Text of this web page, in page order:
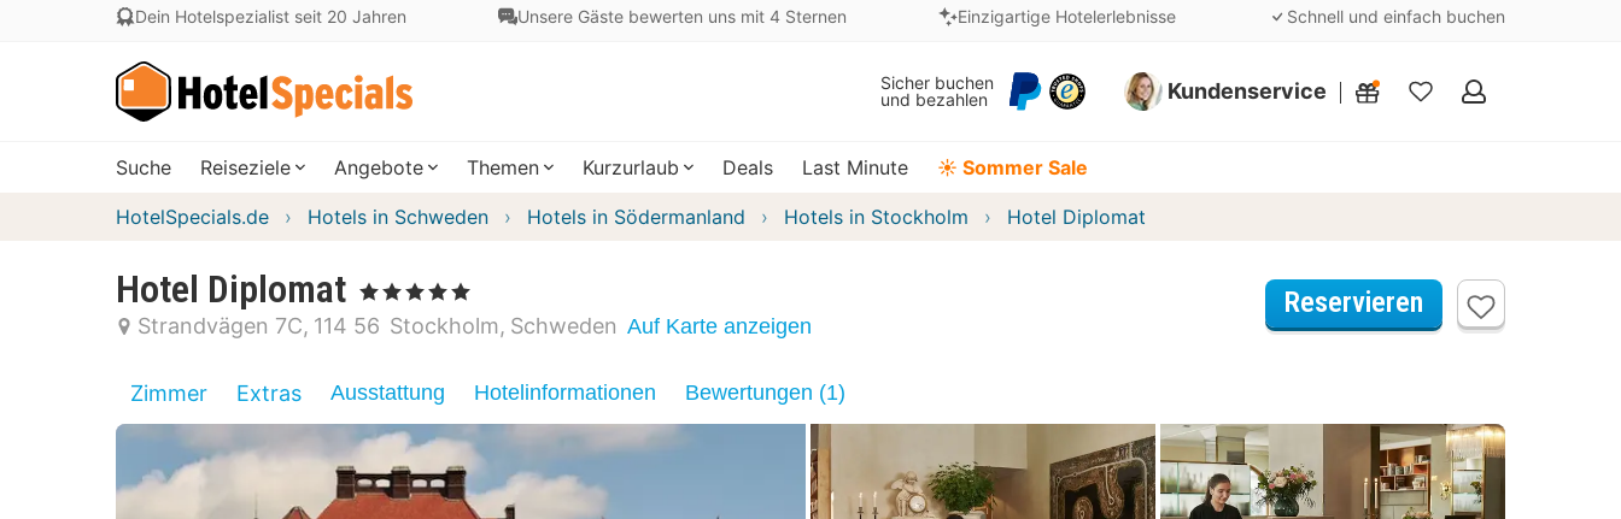
Dein Hotelspezialist seit 20 Jahren Unsere Gäste bewerten uns mit 4 Sternen Einzigartige Hotelerlebnisse Schnell und einfach buchen
Sicher buchen
und bezahlen
Kundenservice
Meine
Suche Reiseziele Angebote Themen Kurzurlaub Deals Last Minute ☀️ Sommer Sale
HotelSpecials.de Hotels in Schweden Hotels in Södermanland Hotels in Stockholm Hotel Diplomat
Hotel Diplomat , 5 Sterne
Strandvägen 7C 114 56 Stockholm Schweden Auf Karte anzeigen
Reservieren
Zimmer Extras Ausstattung Hotelinformationen Bewertungen (1)